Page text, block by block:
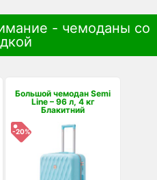
- чемоданы со
Большой чемодан Semi
Line – 96 л, 4 кг
Блакитний
-20%